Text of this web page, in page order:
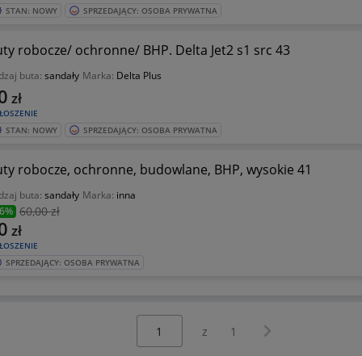
STAN: NOWY SPRZEDAJĄCY: OSOBA PRYWATNA
robocze/ ochronne/ BHP. Delta Jet2 s1 src 43
buta: sandały Marka: Delta Plus
zł
STAN: NOWY SPRZEDAJĄCY: OSOBA PRYWATNA
robocze, ochronne, budowlane, BHP, wysokie 41
buta: sandały Marka: inna
60,00 zł
zł
SPRZEDAJĄCY: OSOBA PRYWATNA
z 1 Następna strona